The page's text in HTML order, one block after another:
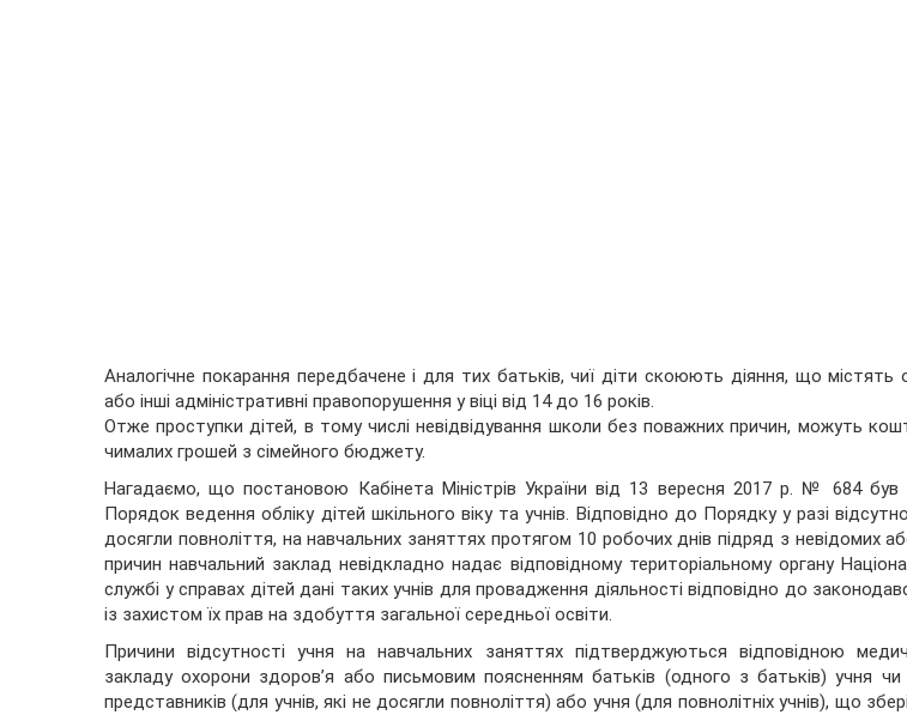
Аналогічне покарання передбачене і для тих батьків, чиї діти скоюють діяння, що містять
або інші адміністративні правопорушення у віці від 14 до 16 років.
Отже проступки дітей, в тому числі невідвідування школи без поважних причин, можуть
чималих грошей з сімейного бюджету.
Нагадаємо, що постановою Кабінета Міністрів України від 13 вересня 2017 р. № 684 був
Порядок ведення обліку дітей шкільного віку та учнів. Відповідно до Порядку у разі
досягли повноліття, на навчальних заняттях протягом 10 робочих днів підряд з невідомих
причин навчальний заклад невідкладно надає відповідному територіальному органу
службі у справах дітей дані таких учнів для провадження діяльності відповідно до
із захистом їх прав на здобуття загальної середньої освіти.
Причини відсутності учня на навчальних заняттях підтверджуються відповідною
закладу охорони здоров’я або письмовим поясненням батьків (одного з батьків) учня чи
представників (для учнів, які не досягли повноліття) або учня (для повнолітніх учнів), що